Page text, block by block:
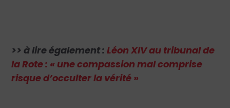
>> à lire également :Léon XIV au tribunal de
la Rote : « une compassion mal comprise
risque d’occulter la vérité »